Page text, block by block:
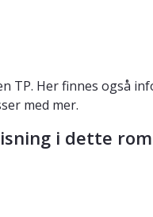
TP. Her finnes også
med mer.
i dette